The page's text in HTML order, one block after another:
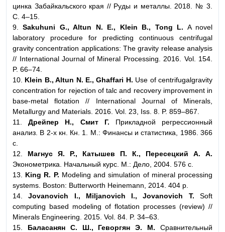
цинка Забайкальского края // Руды и металлы. 2018. № 3.
С. 4–15.
9.Sakuhuni G., Altun N. E., Klein B., Tong L. A novel
laboratory procedure for predicting continuous centrifugal
gravity concentration applications: The gravity release analysis
// International Journal of Mineral Processing. 2016. Vol. 154.
P. 66–74.
10. Klein B., Altun N. E., Ghaffari H. Use of centrifugalgravity
concentration for rejection of talc and recovery improvement in
base-metal flotation // International Journal of Minerals,
Metallurgy and Materials. 2016. Vol. 23, Iss. 8. P. 859–867.
11.Дрейпер Н., Смит Г. Прикладной регрессионный
анализ. В 2-х кн. Кн. 1. М.: Финансы и статистика, 1986. 366
с.
12. Магнус Я. Р., Катышев П. К., Пересецкий А. А.
Эконометрика. Начальный курс. М.: Дело, 2004. 576 с.
13. King R. P. Modeling and simulation of mineral processing
systems. Boston: Butterworth Heinemann, 2014. 404 p.
14.Jovanovich I., Miljanovich I., Jovanovich T. Soft
computing based modeling of flotation processes (review) //
Minerals Engineering. 2015. Vol. 84. P. 34–63.
15. Баласанян С. Ш., Геворгян Э. М. Сравнительный